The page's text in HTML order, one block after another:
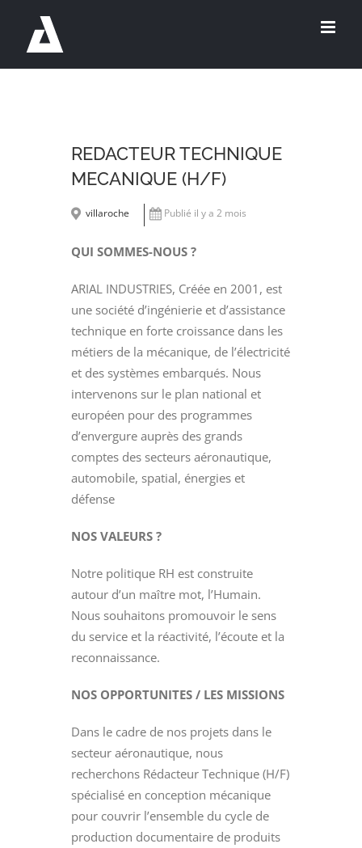
contenu
REDACTEUR TECHNIQUE
MECANIQUE (H/F)
villaroche Publié il y a 2 mois
QUI SOMMES-NOUS ?
ARIAL INDUSTRIES, Créée en 2001, est
une société d’ingénierie et d’assistance
technique en forte croissance dans les
métiers de la mécanique, de l’électricité
et des systèmes embarqués. Nous
intervenons sur le plan national et
européen pour des programmes
d’envergure auprès des grands
comptes des secteurs aéronautique,
automobile, spatial, énergies et
défense
NOS VALEURS ?
Notre politique RH est construite
autour d’un maître mot, l’Humain.
Nous souhaitons promouvoir le sens
du service et la réactivité, l’écoute et la
reconnaissance.
NOS OPPORTUNITES / LES MISSIONS
Dans le cadre de nos projets dans le
secteur aéronautique, nous
recherchons Rédacteur Technique (H/F)
spécialisé en conception mécanique
pour couvrir l’ensemble du cycle de
production documentaire de produits